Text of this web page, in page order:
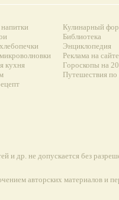
кухня
Кулинарный
Библиотека
Энциклопедия
Реклама на сайте
Гороскопы на
Путешествия по
и др. не допускается без
авторских материалов и